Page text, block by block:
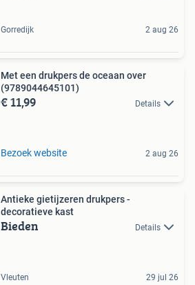
Gorredijk 2 aug 26
Met een drukpers de oceaan over
(9789044645101)
€ 11,99 Details
Bezoek website 2 aug 26
Antieke gietijzeren drukpers -
decoratieve kast
Bieden Details
Vleuten 29 jul 26